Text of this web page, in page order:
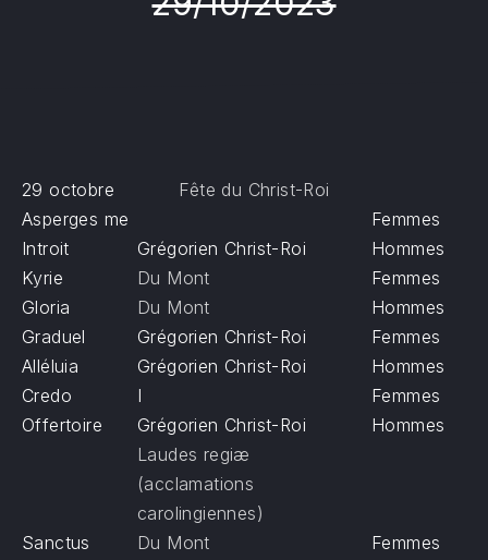
29 octobre
Fête du Christ-Roi
Asperges me
Femmes
Introit
Grégorien Christ-Roi
Hommes
Kyrie
Du Mont
Femmes
Gloria
Du Mont
Hommes
Graduel
Grégorien Christ-Roi
Femmes
Alléluia
Grégorien Christ-Roi
Hommes
Credo
I
Femmes
Offertoire
Grégorien Christ-Roi
Hommes
Laudes regiæ
(acclamations
carolingiennes)
Sanctus
Du Mont
Femmes